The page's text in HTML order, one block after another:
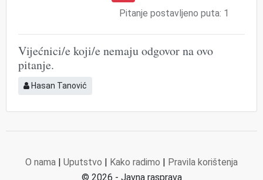
Pitanje postavljeno puta: 1
Vijećnici/e koji/e nemaju odgovor na ovo
pitanje.
Hasan Tanović
O nama | Uputstvo | Kako radimo | Pravila korištenja
© 2026 - Javna rasprava